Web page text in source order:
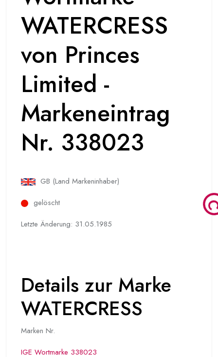
WATERCRESS
von Princes
Limited -
Markeneintrag
Nr. 338023
GB (Land Markeninhaber)
gelöscht
Letzte Änderung: 31.05.1985
Details zur Marke
WATERCRESS
Marken Nr.
IGE Wortmarke 338023